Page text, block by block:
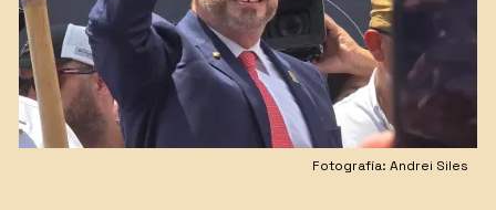
Fotografía: Andrei Siles